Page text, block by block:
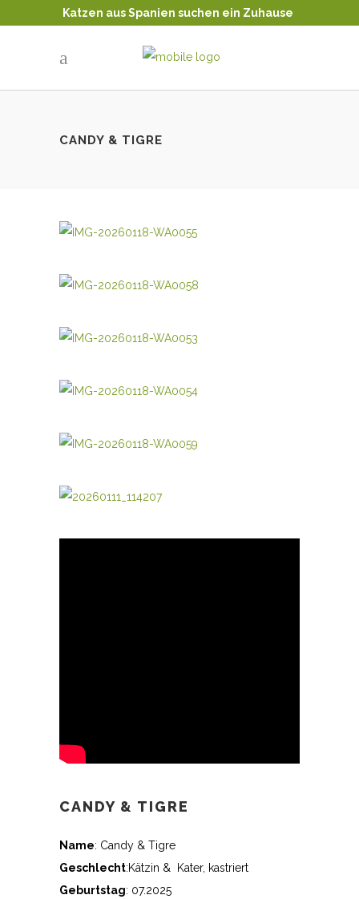
Katzen aus Spanien suchen ein Zuhause
CANDY & TIGRE
CANDY & TIGRE
Name: Candy & Tigre
Geschlecht:Kätzin & Kater, kastriert
Geburtstag: 07.2025